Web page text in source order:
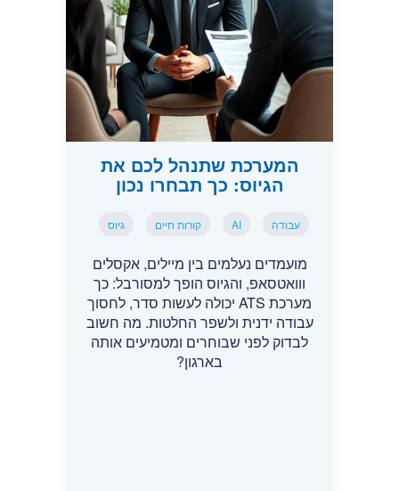
המערכת שתנהל לכם את
הגיוס: כך תבחרו נכון
עבודה AI קורות חיים גיוס
מועמדים נעלמים בין מיילים, אקסלים
ווואטסאפ, והגיוס הופך למסורבל: כך
מערכת ATS יכולה לעשות סדר, לחסוך
עבודה ידנית ולשפר החלטות. מה חשוב
לבדוק לפני שבוחרים ומטמיעים אותה
בארגון?